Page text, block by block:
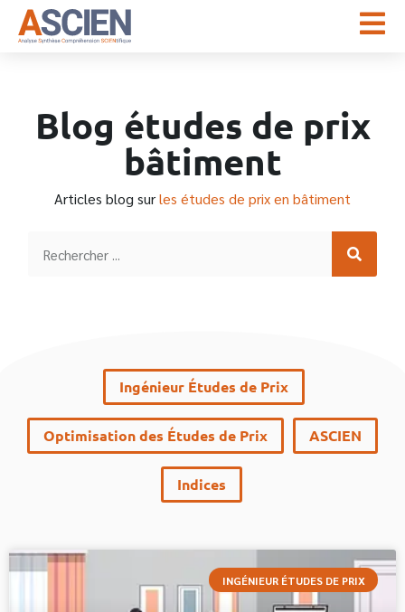
Blog études de prix
bâtiment
Articles blog surles études de prix en bâtiment
Ingénieur Études de Prix
Optimisation des Études de Prix ASCIEN
Indices
INGÉNIEUR ÉTUDES DE PRIX